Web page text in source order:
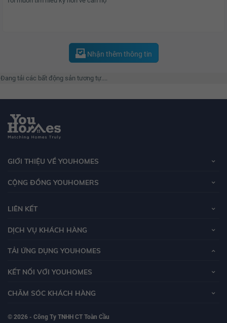
Nhận thêm thông tin
tải các bất động sản tương tự....
GIỚI THIỆU VỀ YOUHOMES
CỘNG ĐỒNG YOUHOMERS
LIÊN KẾT
DỊCH VỤ KHÁCH HÀNG
TẢI ỨNG DỤNG YOUHOMES
KẾT NỐI VỚI YOUHOMES
CHĂM SÓC KHÁCH HÀNG
© 2026 - Công Ty TNHH CT Toàn Cầu